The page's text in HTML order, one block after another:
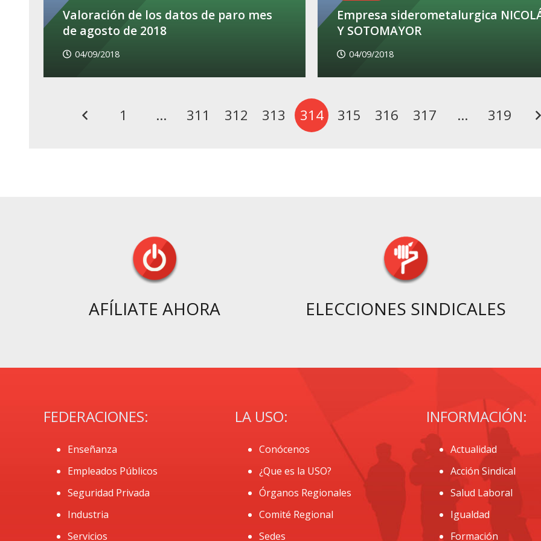
Valoración de los datos de paro mes
de agosto de 2018
04/09/2018
Empresa siderometalurgica
Y SOTOMAYOR
04/09/2018
1 … 311 312 313 314 315 316 317 … 319
AFÍLIATE AHORA ELECCIONES SINDICALES
FEDERACIONES:
Enseñanza
Empleados Públicos
Seguridad Privada
Industria
Servicios
LA USO:
Conócenos
¿Que es la USO?
Órganos Regionales
Comité Regional
Sedes
INFORMACIÓN:
Actualidad
Acción Sindical
Salud Laboral
Igualdad
Formación